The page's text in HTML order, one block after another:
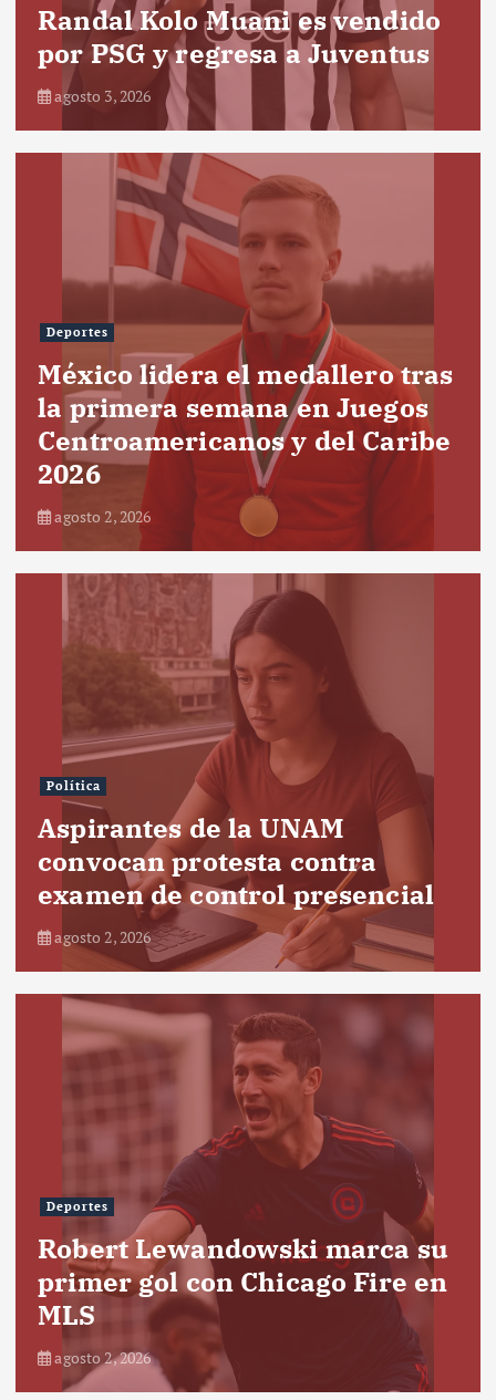
Randal Kolo Muani es vendido
por PSG y regresa a Juventus
agosto 3, 2026
Deportes
México lidera el medallero tras
la primera semana en Juegos
Centroamericanos y del Caribe
2026
agosto 2, 2026
Política
Aspirantes de la UNAM
convocan protesta contra
examen de control presencial
agosto 2, 2026
Deportes
Robert Lewandowski marca su
primer gol con Chicago Fire en
MLS
agosto 2, 2026